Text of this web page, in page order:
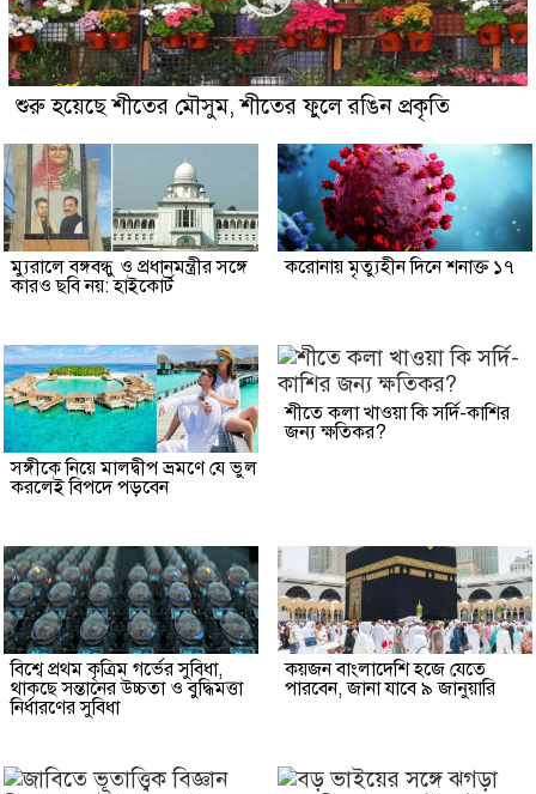
শুরু হয়েছে শীতের মৌসুম, শীতের ফুলে রঙিন প্রকৃতি
ম্যুরালে বঙ্গবন্ধু ও প্রধানমন্ত্রীর সঙ্গে
কারও ছবি নয়: হাইকোর্ট
করোনায় মৃত্যুহীন দিনে শনাক্ত ১৭
সঙ্গীকে নিয়ে মালদ্বীপ ভ্রমণে যে ভুল
করলেই বিপদে পড়বেন
শীতে কলা খাওয়া কি সর্দি-কাশির
জন্য ক্ষতিকর?
বিশ্বে প্রথম কৃত্রিম গর্ভের সুবিধা,
থাকছে সন্তানের উচ্চতা ও বুদ্ধিমত্তা
নির্ধারণের সুবিধা
কয়জন বাংলাদেশি হজে যেতে
পারবেন, জানা যাবে ৯ জানুয়ারি